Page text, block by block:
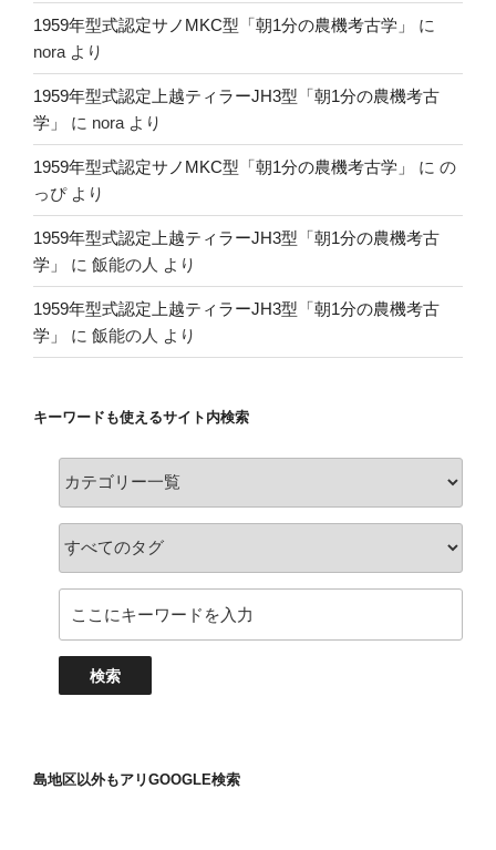
1959年型式認定サノMKC型「朝1分の農機考古学」
に
nora より
1959年型式認定上越ティラーJH3型「朝1分の農機考古
学」
に nora より
1959年型式認定サノMKC型「朝1分の農機考古学」 に の
っぴより
1959年型式認定上越ティラーJH3型「朝1分の農機考古
学」
に 飯能の人 より
1959年型式認定上越ティラーJH3型「朝1分の農機考古
学」
に 飯能の人 より
キーワードも使えるサイト内検索
島地区以外もアリGOOGLE検索